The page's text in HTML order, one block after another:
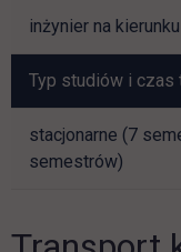
inżynier na
Typ studiów i czas
stacjonarne (7
semestrów)